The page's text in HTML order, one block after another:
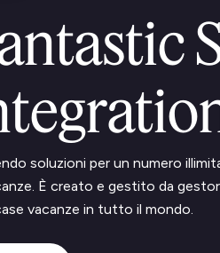
soluzioni per un numero
È creato e gestito da
vacanze in tutto il mondo.